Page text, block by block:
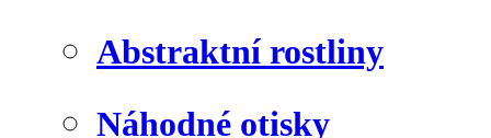
Abstraktní rostliny
Náhodné otisky